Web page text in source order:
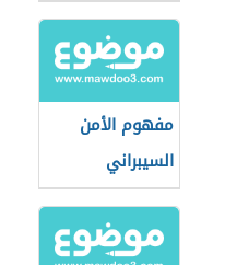
مفهوم الأمن
السيبراني